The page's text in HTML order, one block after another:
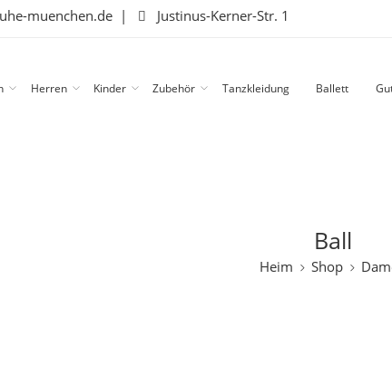
muenchen.de | Justinus-Kerner-Str. 1
Herren Kinder Zubehör Tanzkleidung Ballett
Ball
Heim Shop